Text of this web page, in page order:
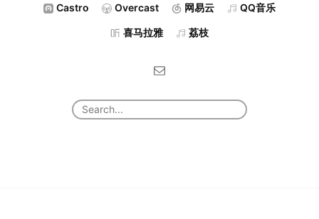
Castro Overcast 网易云 QQ音乐
喜马拉雅 荔枝